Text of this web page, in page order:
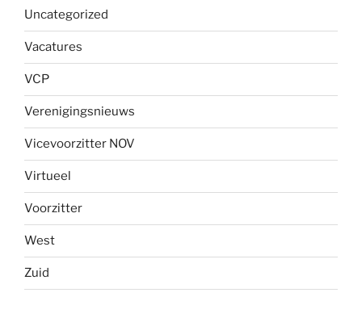
Uncategorized
Vacatures
VCP
Verenigingsnieuws
Vicevoorzitter NOV
Virtueel
Voorzitter
West
Zuid